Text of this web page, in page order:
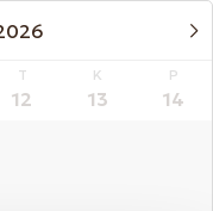
T
12
K
13
P
14